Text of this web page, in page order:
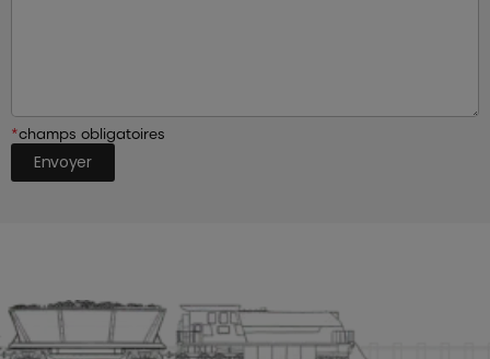
*champs obligatoires
Envoyer